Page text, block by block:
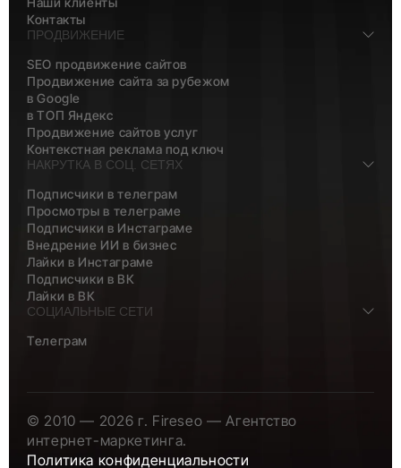
Контакты
ПРОДВИЖЕНИЕ
SEO продвижение сайтов
Продвижение сайта за рубежом
в Google
в ТОП Яндекс
Продвижение сайтов услуг
Контекстная реклама под ключ
НАКРУТКА В СОЦ. СЕТЯХ
Подписчики в телеграм
Просмотры в телеграме
Подписчики в Инстаграме
Внедрение ИИ в бизнес
Лайки в Инстаграме
Подписчики в ВК
Лайки в ВК
СОЦИАЛЬНЫЕ СЕТИ
Телеграм
© 2010 — 2026 г. Fireseo — Агентство
интернет-маркетинга.
Политика конфиденциальности